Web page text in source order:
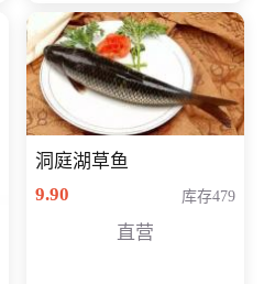
洞庭湖草鱼
9.90
库存479
直营